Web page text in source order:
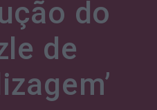
do
de